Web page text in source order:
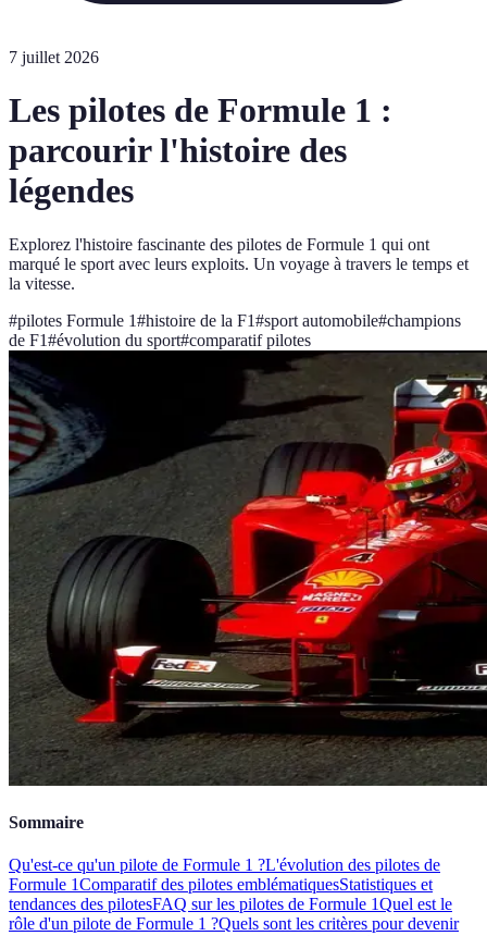
7 juillet 2026
Les pilotes de Formule 1 :
parcourir l'histoire des
légendes
Explorez l'histoire fascinante des pilotes de Formule 1 qui ont
marqué le sport avec leurs exploits. Un voyage à travers le temps et
la vitesse.
#pilotes Formule 1#histoire de la F1#sport automobile#champions
de F1#évolution du sport#comparatif pilotes
Sommaire
Qu'est-ce qu'un pilote de Formule 1 ?L'évolution des pilotes de
Formule 1Comparatif des pilotes emblématiquesStatistiques et
tendances des pilotesFAQ sur les pilotes de Formule 1Quel est le
rôle d'un pilote de Formule 1 ?Quels sont les critères pour devenir